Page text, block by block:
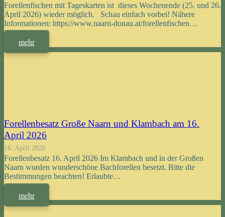
Forellenfischen mit Tageskarten ist dieses Wochenende (25. und 26.
April 2026) wieder möglich. Schau einfach vorbei! Nähere
Informationen: https://www.naarn-donau.at/forellenfischen…
mehr
Forellenbesatz Große Naarn und Klambach am 16.
April 2026
16. April 2026
Forellenbesatz 16. April 2026 Im Klambach und in der Großen
Naarn wurden wunderschöne Bachforellen besetzt. Bitte die
Bestimmungen beachten! Erlaubte…
mehr